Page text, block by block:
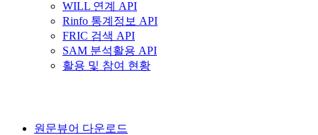
WILL 연계 API
Rinfo 통계정보 API
FRIC 검색 API
SAM 분석활용 API
활용 및 참여 현황
원문뷰어 다운로드